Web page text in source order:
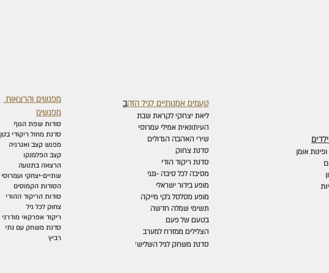
מפגשים והרצאות
מפגשים
סודות שפת הגוף
סדנת מחול ריקודי בטן
מפגש קצב ואנרגיה
קצב הפלמנקו
הרצאה בתנועה
שתיים-יצחקי ועמרוסי
הסודות הקמוסים
סודות הריקוד ההודי
צחוק לכל גיל
ריקוד אפרקאי מודרני
סדנת משחק עם נתי
רביץ
טעמים אמנותיים לגיל הזהב
ליאת יצחקי לקראת שבת
העיתונאית אמילי עמרוסי
שירי האהבה הגדולים
סדנת צחוק
סדנת ריקוד הודי
מסיבה לכל סיבה -גנגי
מופע בידור ישראלי
מופע מסלסל ג'קי מייקה
תשימי שמלה חדשה
בטעם של פעם
הצלילים ממזרח למערב
סדנת משחק לגיל השלישי
אומן